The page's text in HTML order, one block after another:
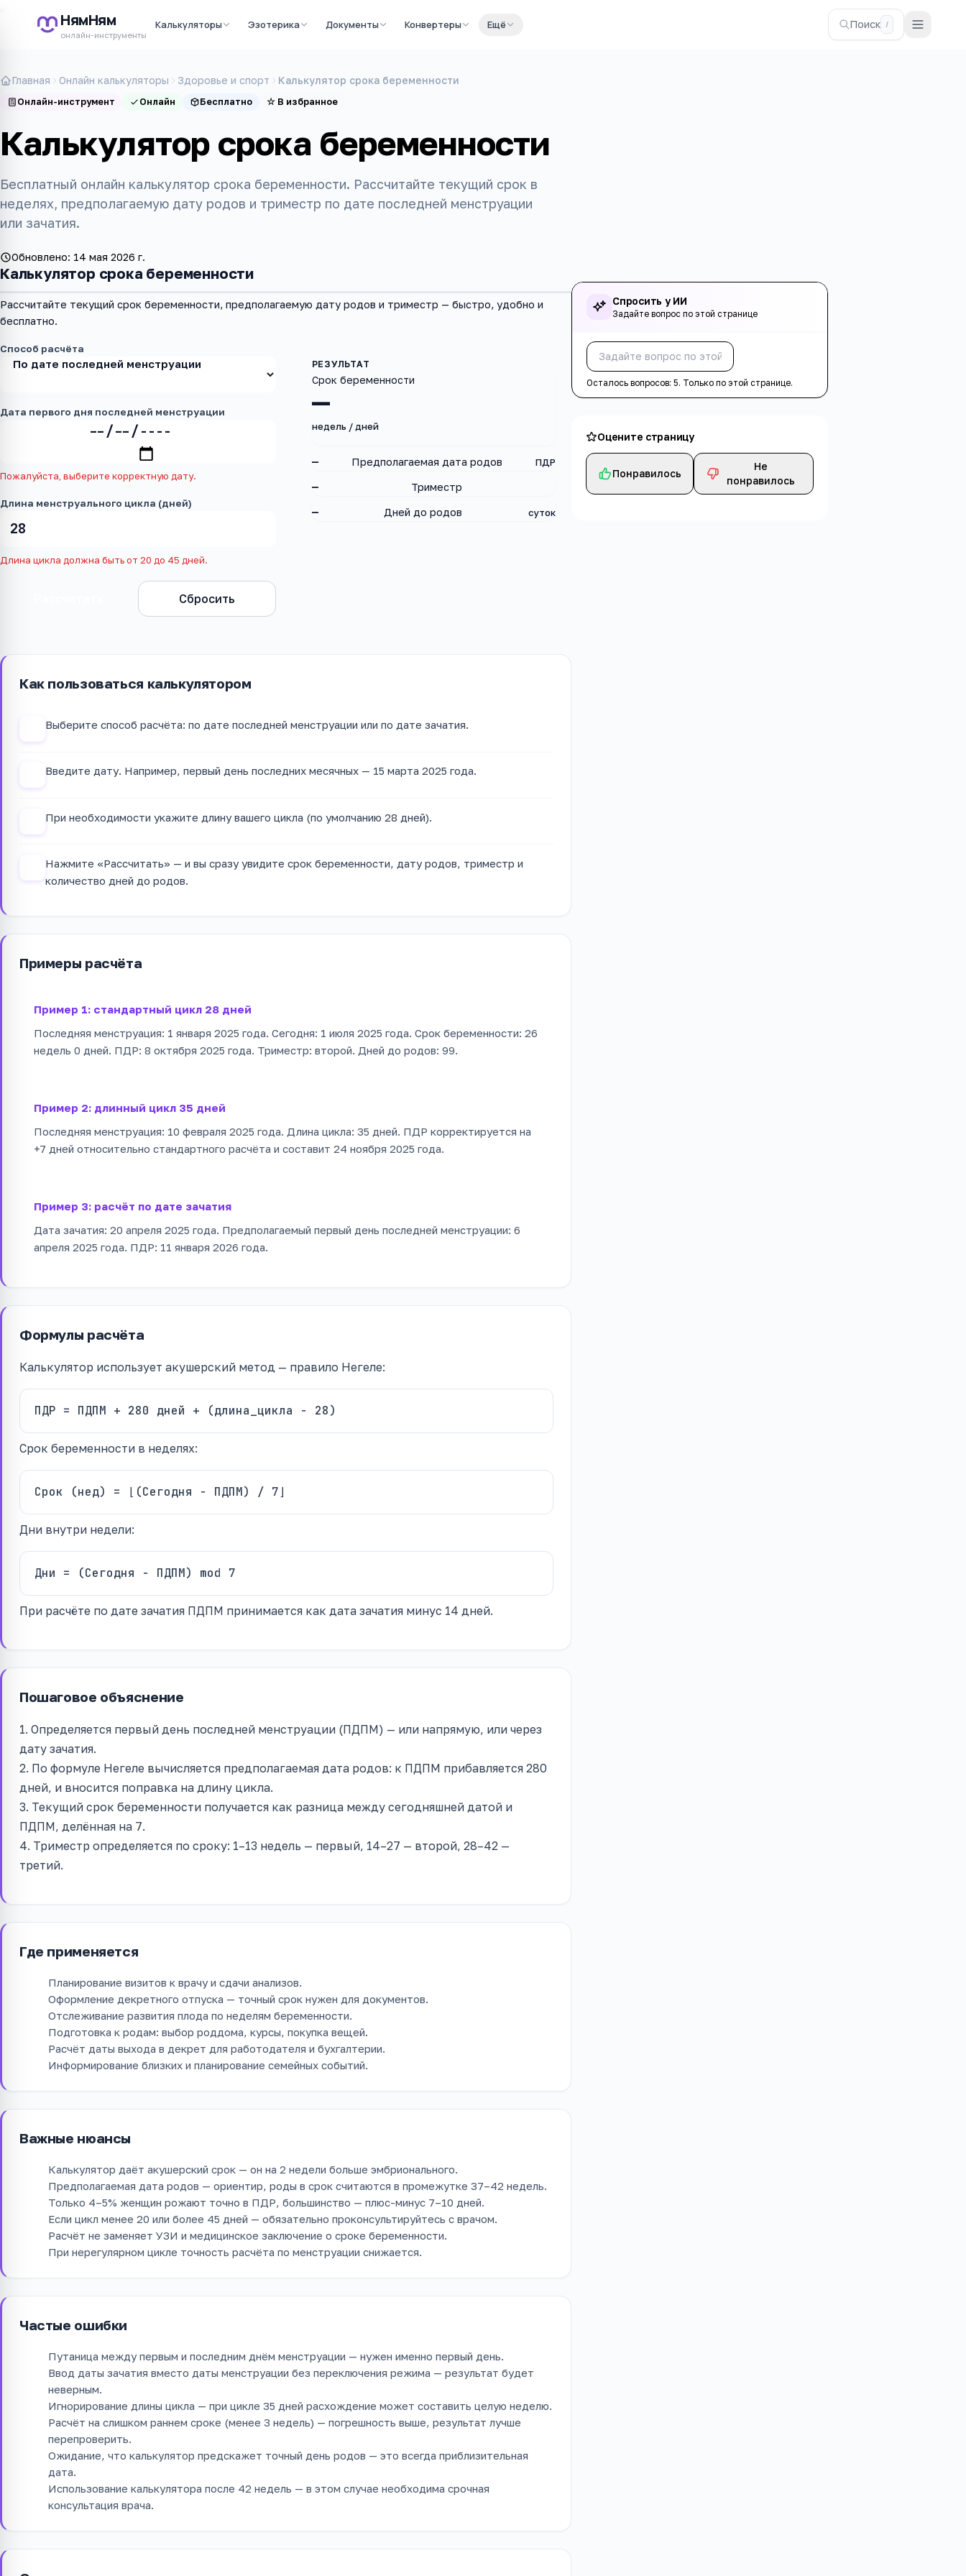
НямНям
онлайн-инструменты
Калькуляторы Эзотерика Документы Конвертеры Ещё Поиск /
Главная Онлайн калькуляторы Здоровье и спорт Калькулятор срока беременности
Онлайн-инструмент Онлайн Бесплатно ☆ В избранное
Калькулятор срока беременности
Бесплатный онлайн калькулятор срока беременности. Рассчитайте текущий срок в
неделях, предполагаемую дату родов и триместр по дате последней менструации
или зачатия.
Обновлено: 14 мая 2026 г.
Калькулятор срока беременности
Рассчитайте текущий срок беременности, предполагаемую дату родов и триместр — быстро, удобно и
бесплатно.
Способ расчёта
Дата первого дня последней менструации
Пожалуйста, выберите корректную дату.
Длина менструального цикла (дней)
Длина цикла должна быть от 20 до 45 дней.
Сбросить
—
Срок беременности
недель / дней
— Предполагаемая дата родов ПДР
— Триместр
— Дней до родов суток
Как пользоваться калькулятором
Выберите способ расчёта: по дате последней менструации или по дате зачатия.
Введите дату. Например, первый день последних месячных — 15 марта 2025 года.
При необходимости укажите длину вашего цикла (по умолчанию 28 дней).
Нажмите «Рассчитать» — и вы сразу увидите срок беременности, дату родов, триместр и
количество дней до родов.
Примеры расчёта
Пример 1: стандартный цикл 28 дней
Последняя менструация: 1 января 2025 года. Сегодня: 1 июля 2025 года. Срок беременности: 26
недель 0 дней. ПДР: 8 октября 2025 года. Триместр: второй. Дней до родов: 99.
Пример 2: длинный цикл 35 дней
Последняя менструация: 10 февраля 2025 года. Длина цикла: 35 дней. ПДР корректируется на
+7 дней относительно стандартного расчёта и составит 24 ноября 2025 года.
Пример 3: расчёт по дате зачатия
Дата зачатия: 20 апреля 2025 года. Предполагаемый первый день последней менструации: 6
апреля 2025 года. ПДР: 11 января 2026 года.
Формулы расчёта
Калькулятор использует акушерский метод — правило Негеле:
ПДР = ПДПМ + 280 дней + (длина_цикла − 28)
Срок беременности в неделях:
Срок (нед) = ⌊(Сегодня − ПДПМ) / 7⌋
Дни внутри недели:
Дни = (Сегодня − ПДПМ) mod 7
При расчёте по дате зачатия ПДПМ принимается как дата зачатия минус 14 дней.
Пошаговое объяснение
1. Определяется первый день последней менструации (ПДПМ) — или напрямую, или через
дату зачатия.
2. По формуле Негеле вычисляется предполагаемая дата родов: к ПДПМ прибавляется 280
дней, и вносится поправка на длину цикла.
3. Текущий срок беременности получается как разница между сегодняшней датой и
ПДПМ, делённая на 7.
4. Триместр определяется по сроку: 1–13 недель — первый, 14–27 — второй, 28–42 —
третий.
Где применяется
Планирование визитов к врачу и сдачи анализов.
Оформление декретного отпуска — точный срок нужен для документов.
Отслеживание развития плода по неделям беременности.
Подготовка к родам: выбор роддома, курсы, покупка вещей.
Расчёт даты выхода в декрет для работодателя и бухгалтерии.
Информирование близких и планирование семейных событий.
Важные нюансы
Калькулятор даёт акушерский срок — он на 2 недели больше эмбрионального.
Предполагаемая дата родов — ориентир, роды в срок считаются в промежутке 37–42 недель.
Только 4–5% женщин рожают точно в ПДР, большинство — плюс-минус 7–10 дней.
Если цикл менее 20 или более 45 дней — обязательно проконсультируйтесь с врачом.
Расчёт не заменяет УЗИ и медицинское заключение о сроке беременности.
При нерегулярном цикле точность расчёта по менструации снижается.
Частые ошибки
Путаница между первым и последним днём менструации — нужен именно первый день.
Ввод даты зачатия вместо даты менструации без переключения режима — результат будет
неверным.
Игнорирование длины цикла — при цикле 35 дней расхождение может составить целую неделю.
Расчёт на слишком раннем сроке (менее 3 недель) — погрешность выше, результат лучше
перепроверить.
Ожидание, что калькулятор предскажет точный день родов — это всегда приблизительная
дата.
Использование калькулятора после 42 недель — в этом случае необходима срочная
консультация врача.
Спросить у ИИ
Задайте вопрос по этой странице
Осталось вопросов:5. Только по этой странице.
Оцените страницу
Понравилось
Не
понравилось